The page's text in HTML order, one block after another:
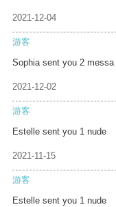
2021-12-04
游客
Sophia sent you 2 messa
2021-12-02
游客
Estelle sent you 1 nude
2021-11-15
游客
Estelle sent you 1 nude